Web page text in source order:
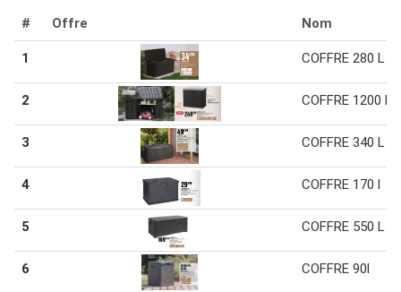
# Offre Nom
1 COFFRE 280 L
2 COFFRE 1200 L
3 COFFRE 340 L
4 COFFRE 170 l
5 COFFRE 550 L
6 COFFRE 90l